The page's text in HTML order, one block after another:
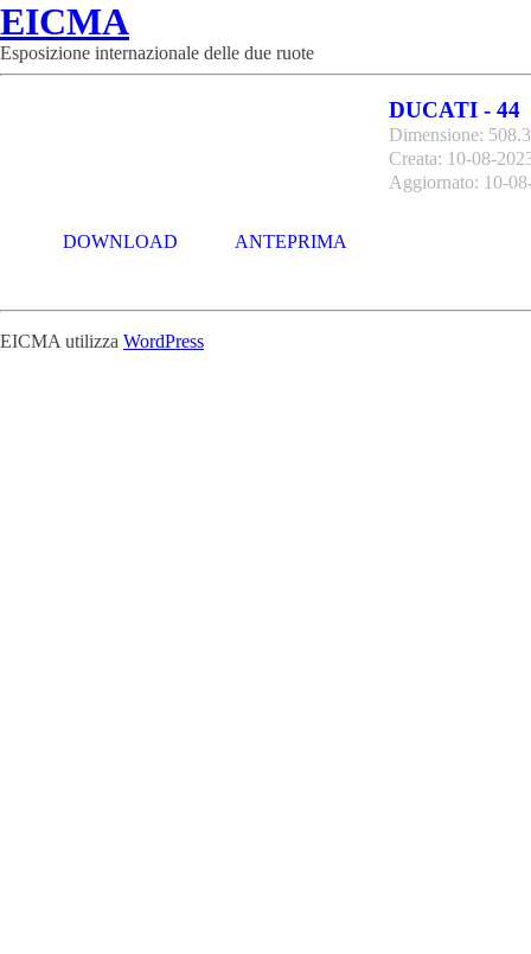
EICMA
Esposizione internazionale delle due ruote
DUCATI - 44
Dimensione:
Creata: 10-08-
Aggiornato: 10-
DOWNLOAD ANTEPRIMA
EICMA utilizza WordPress